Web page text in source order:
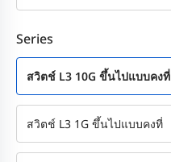
Series
สวิตช์ L3 10G ขึ้นไปแบบคงที่
สวิตช์ L3 1G ขึ้นไปแบบคงที่